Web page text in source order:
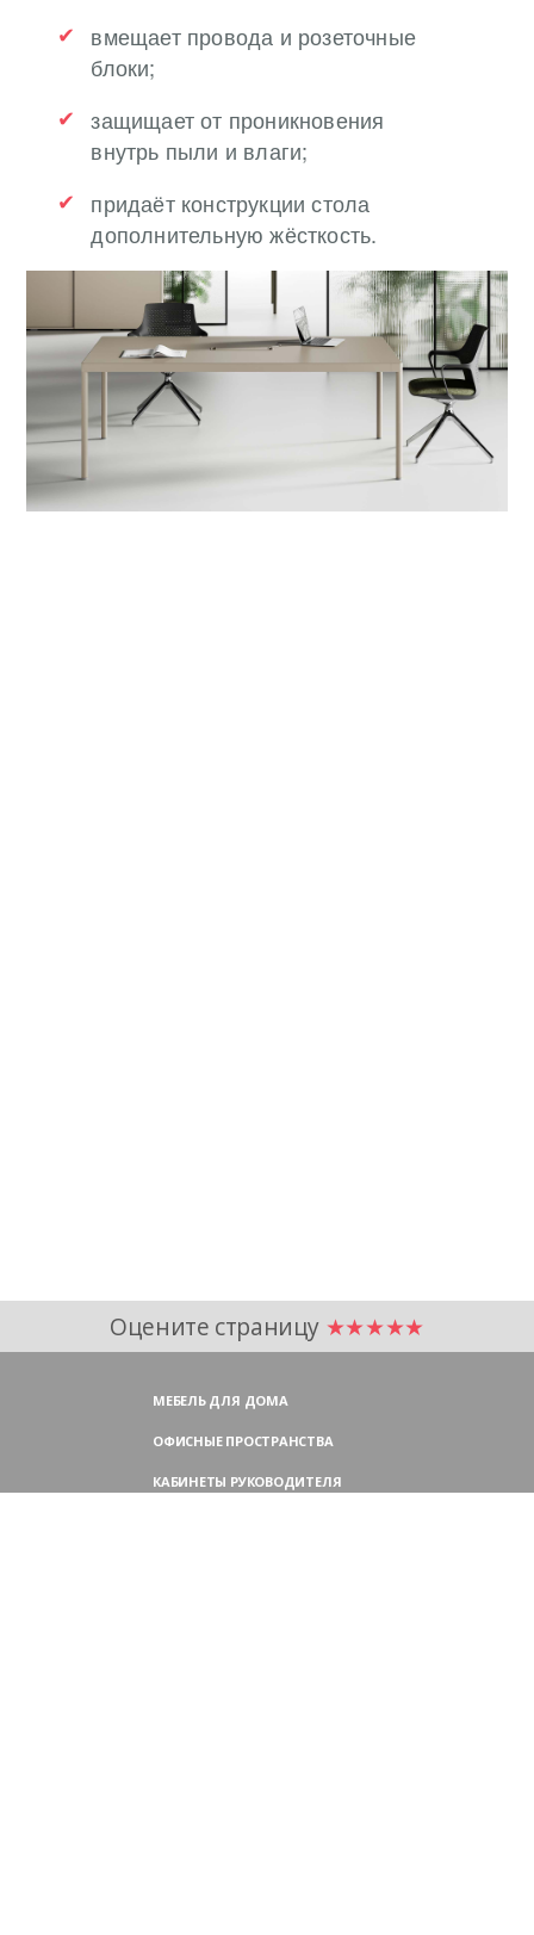
вмещает провода и розеточные
блоки;
защищает от проникновения
внутрь пыли и влаги;
придаёт конструкции стола
дополнительную жёсткость.
Оцените страницу ★★★★★
МЕБЕЛЬ ДЛЯ ДОМА
ОФИСНЫЕ ПРОСТРАНСТВА
КАБИНЕТЫ РУКОВОДИТЕЛЯ